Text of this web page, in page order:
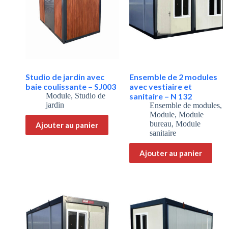
Studio de jardin avec
baie coulissante – SJ003
Module, Studio de
jardin
Ajouter au panier
Ensemble de 2 modules
avec vestiaire et
sanitaire – N 132
Ensemble de modules,
Module, Module
bureau, Module
sanitaire
Ajouter au panier